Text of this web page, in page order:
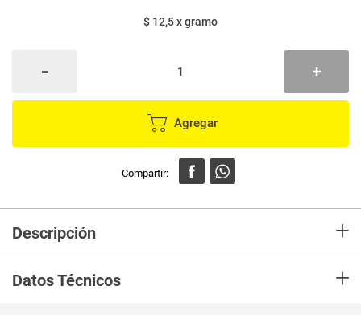
$ 12,5xgramo
Agregar
Descripción +
Datos Técnicos +